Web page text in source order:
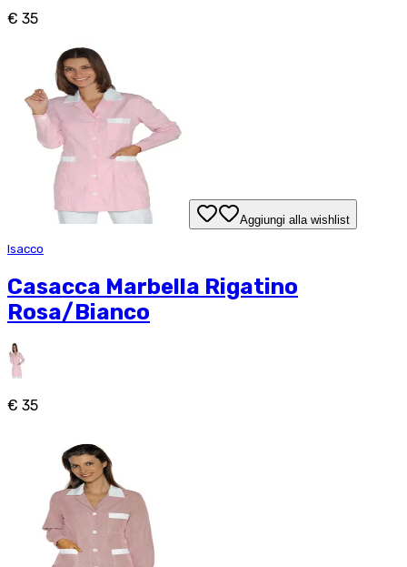
€ 35
Aggiungi alla wishlist
Isacco
Casacca Marbella Rigatino
Rosa/Bianco
€ 35